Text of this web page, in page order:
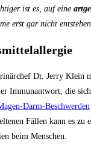
ist es, auf eine
erst gar nicht
Dr. Jerry Klein
Immunantwort, die
Darm-Beschwerden
Fällen kann es zu
beim Menschen.